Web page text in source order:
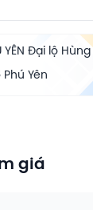
YÊN Đại lộ
tỉnh Phú Yên,
Yên
giá